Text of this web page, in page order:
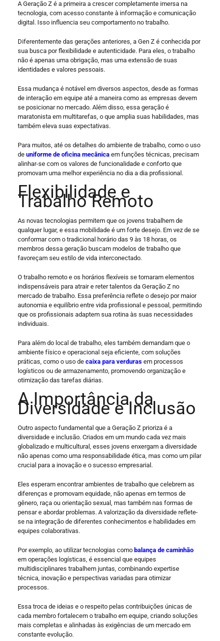
A Geração Z é a primeira a crescer completamente imersa na
tecnologia, com acesso constante à informação e comunicação
digital. Isso influencia seu comportamento no trabalho.
Diferentemente das gerações anteriores, a Gen Z é conhecida por
sua busca por flexibilidade e autenticidade. Para eles, o trabalho
não é apenas uma obrigação, mas uma extensão de suas
identidades e valores pessoais.
Essa mudança é notável em diversos aspectos, desde as formas
de interação em equipe até a maneira como as empresas devem
se posicionar no mercado. Além disso, essa geração é
maratonista em multitarefas, o que amplia suas habilidades, mas
também eleva suas expectativas.
Para muitos, até os detalhes do ambiente de trabalho, como o uso
de uniforme de oficina mecânicaem funções técnicas, precisam
alinhar-se com os valores de funcionalidade e conforto que
promovam uma melhor experiência no dia a dia profissional.
Flexibilidade e
Trabalho Remoto
As novas tecnologias permitem que os jovens trabalhem de
qualquer lugar, e essa mobilidade é um forte desejo. Em vez de se
conformar com o tradicional horário das 9 às 18 horas, os
membros dessa geração buscam modelos de trabalho que
favoreçam seu estilo de vida interconectado.
O trabalho remoto e os horários flexíveis se tornaram elementos
indispensáveis para atrair e reter talentos da Geração Z no
mercado de trabalho. Essa preferência reflete o desejo por maior
autonomia e equilíbrio entre vida profissional e pessoal, permitindo
que os profissionais adaptem sua rotina às suas necessidades
individuais.
Para além do local de trabalho, eles também demandam que o
ambiente físico e operacional seja eficiente, com soluções
práticas, como o uso de caixa para verdurasem processos
logísticos ou de armazenamento, promovendo organização e
otimização das tarefas diárias.
A Importância da
Diversidade e Inclusão
Outro aspecto fundamental que a Geração Z prioriza é a
diversidade e inclusão. Criados em um mundo cada vez mais
globalizado e multicultural, esses jovens enxergam a diversidade
não apenas como uma responsabilidade ética, mas como um pilar
crucial para a inovação e o sucesso empresarial.
Eles esperam encontrar ambientes de trabalho que celebrem as
diferenças e promovam equidade, não apenas em termos de
gênero, raça ou orientação sexual, mas também nas formas de
pensar e abordar problemas. A valorização da diversidade reflete-
se na integração de diferentes conhecimentos e habilidades em
equipes colaborativas.
Por exemplo, ao utilizar tecnologias como balança de caminhão
em operações logísticas, é essencial que equipes
multidisciplinares trabalhem juntas, combinando expertise
técnica, inovação e perspectivas variadas para otimizar
processos.
Essa troca de ideias e o respeito pelas contribuições únicas de
cada membro fortalecem o trabalho em equipe, criando soluções
mais completas e alinhadas às exigências de um mercado em
constante evolução.